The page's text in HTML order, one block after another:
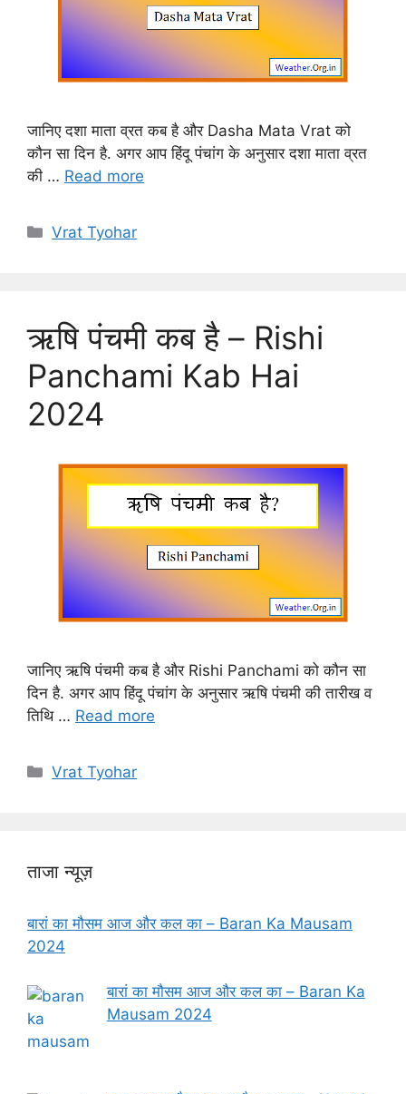
जानिए दशा माता व्रत कब है और Dasha Mata Vrat को
कौन सा दिन है. अगर आप हिंदू पंचांग के अनुसार दशा माता व्रत
की … Read more
Categories
Vrat Tyohar
ऋषि पंचमी कब है – Rishi
Panchami Kab Hai
2024
जानिए ऋषि पंचमी कब है और Rishi Panchami को कौन सा
दिन है. अगर आप हिंदू पंचांग के अनुसार ऋषि पंचमी की तारीख व
तिथि … Read more
Categories
Vrat Tyohar
ताजा न्यूज़
बारां का मौसम आज और कल का – Baran Ka Mausam
2024
बारां का मौसम आज और कल का – Baran Ka
Mausam 2024